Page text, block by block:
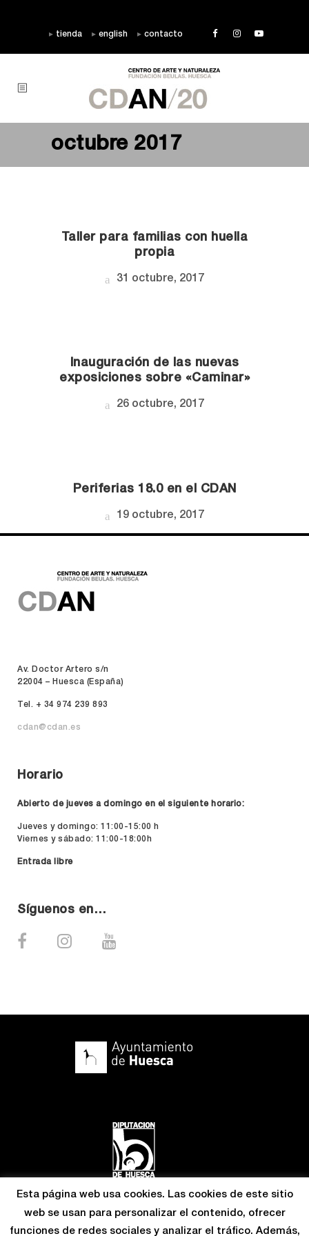
tienda english contacto
octubre 2017
Taller para familias con huella
propia
31 octubre, 2017
Inauguración de las nuevas
exposiciones sobre «Caminar»
26 octubre, 2017
Periferias 18.0 en el CDAN
19 octubre, 2017
Av. Doctor Artero s/n
22004 – Huesca (España)
Tel. + 34 974 239 893
cdan@cdan.es
Horario
Abierto de jueves a domingo en el siguiente horario:
Jueves y domingo: 11:00-15:00 h
Viernes y sábado: 11:00-18:00h
Entrada libre
Síguenos en…
Esta página web usa cookies. Las cookies de este sitio
web se usan para personalizar el contenido, ofrecer
funciones de redes sociales y analizar el tráfico. Además,